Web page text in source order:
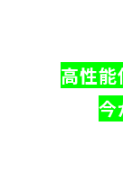
高性
今